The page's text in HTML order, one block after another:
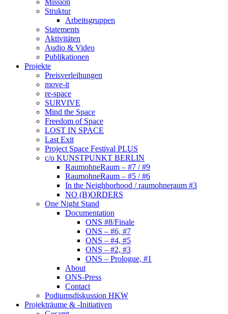
Struktur
Arbeitsgruppen
Statements
Aktivitäten
Audio & Video
Publikationen
Projekte
Preisverleihungen
move-it
re-space
SURVIVE
Mind the Space
Freedom of Space
LOST IN SPACE
Last Exit
Project Space Festival PLUS
c/o KUNSTPUNKT BERLIN
RaumohneRaum – #7 / #9
RaumohneRaum – #5 / #6
In the Neighborhood / raumohneraum #3
NO (B)ORDERS
One Night Stand
Documentation
ONS #8/Finale
ONS – #6, #7
ONS – #4, #5
ONS – #2, #3
ONS – Prologue, #1
About
ONS-Press
Contact
Podiumsdiskussion HKW
Projekträume & -Initiativen